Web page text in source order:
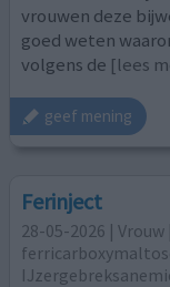
vrouwen deze
goed weten
volgens de [lees
geef mening
Ferinject
28-05-2026 | Vrouw